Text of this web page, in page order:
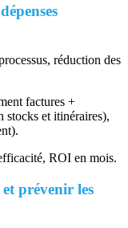
réduction des
factures +
stocks et itinéraires),
ROI en mois.
prévenir les